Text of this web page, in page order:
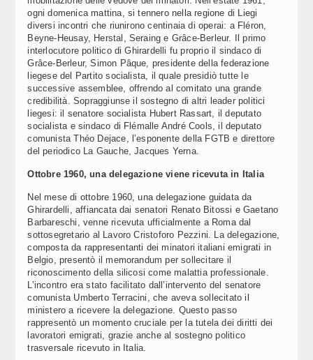
ogni domenica mattina, si tennero nella regione di Liegi
diversi incontri che riunirono centinaia di operai: a Fléron,
Beyne-Heusay, Herstal, Seraing e Grâce-Berleur. Il primo
interlocutore politico di Ghirardelli fu proprio il sindaco di
Grâce-Berleur, Simon Pâque, presidente della federazione
liegese del Partito socialista, il quale presidiò tutte le
successive assemblee, offrendo al comitato una grande
credibilità. Sopraggiunse il sostegno di altri leader politici
liegesi: il senatore socialista Hubert Rassart, il deputato
socialista e sindaco di Flémalle André Cools, il deputato
comunista Théo Dejace, l’esponente della FGTB e direttore
del periodico La Gauche, Jacques Yerna.
Ottobre 1960, una delegazione viene ricevuta in Italia
Nel mese di ottobre 1960, una delegazione guidata da
Ghirardelli, affiancata dai senatori Renato Bitossi e Gaetano
Barbareschi, venne ricevuta ufficialmente a Roma dal
sottosegretario al Lavoro Cristoforo Pezzini. La delegazione,
composta da rappresentanti dei minatori italiani emigrati in
Belgio, presentò il memorandum per sollecitare il
riconoscimento della silicosi come malattia professionale.
L’incontro era stato facilitato dall’intervento del senatore
comunista Umberto Terracini, che aveva sollecitato il
ministero a ricevere la delegazione. Questo passo
rappresentò un momento cruciale per la tutela dei diritti dei
lavoratori emigrati, grazie anche al sostegno politico
trasversale ricevuto in Italia.